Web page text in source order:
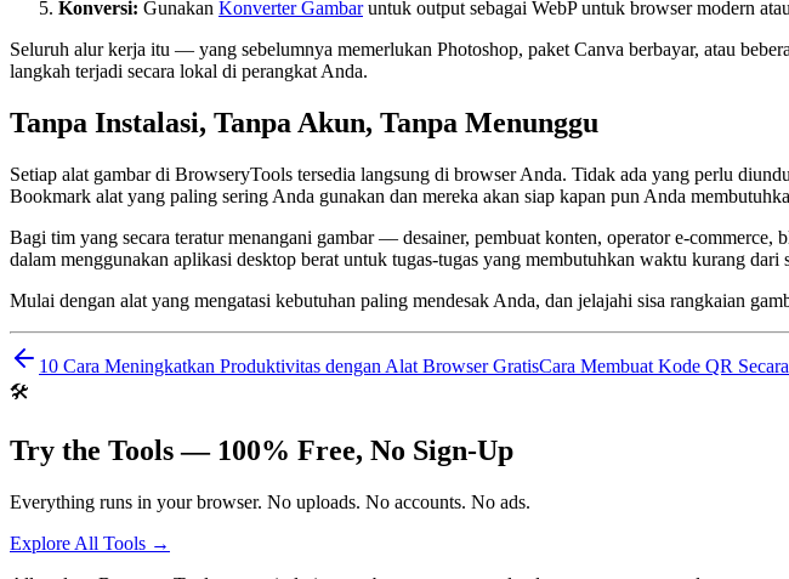
Konversi: Gunakan Konverter Gambaruntuk output sebagai WebP untuk browser modern
Seluruh alur kerja itu — yang sebelumnya memerlukan Photoshop, paket Canva berbayar, atau
langkah terjadi secara lokal di perangkat Anda.
Tanpa Instalasi, Tanpa Akun, Tanpa Menunggu
Setiap alat gambar di BrowseryTools tersedia langsung di browser Anda. Tidak ada yang perlu
Bookmark alat yang paling sering Anda gunakan dan mereka akan siap kapan pun Anda
Bagi tim yang secara teratur menangani gambar — desainer, pembuat konten, operator e-
dalam menggunakan aplikasi desktop berat untuk tugas-tugas yang membutuhkan waktu kurang dari
Mulai dengan alat yang mengatasi kebutuhan paling mendesak Anda, dan jelajahi sisa rangkaian
10 Cara Meningkatkan Produktivitas dengan Alat Browser GratisCara Membuat Kode QR
🛠️
Try the Tools — 100% Free, No Sign-Up
Everything runs in your browser. No uploads. No accounts. No ads.
Explore All Tools →